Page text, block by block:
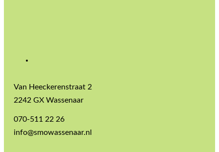
Van Heeckerenstraat 2
2242 GX Wassenaar
070-511 22 26
info@smowassenaar.nl